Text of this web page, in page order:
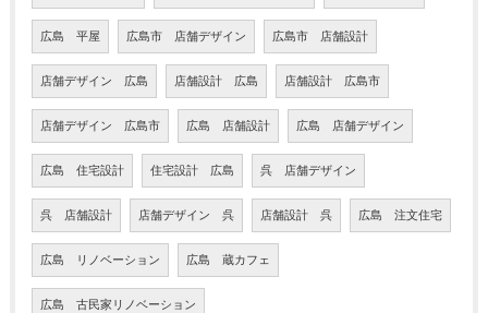
広島 平屋 広島市 店舗デザイン 広島市 店舗設計
店舗デザイン 広島 店舗設計 広島 店舗設計 広島市
店舗デザイン 広島市 広島 店舗設計 広島 店舗デザイン
広島 住宅設計 住宅設計 広島 呉 店舗デザイン
呉 店舗設計 店舗デザイン 呉 店舗設計 呉 広島 注文住宅
広島 リノベーション 広島 蔵カフェ
広島 古民家リノベーション